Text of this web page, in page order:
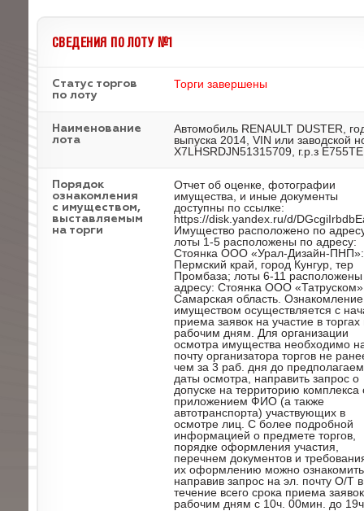
СВЕДЕНИЯ ПО ЛОТУ №1
Статус торгов
по лоту
Торги завершены
Наименование
лота
Автомобиль RENAULT DUSTER,
выпуска 2014, VIN или заводской
X7LHSRDJN51315709, г.р.з
Порядок
ознакомления
с имуществом,
выставляемым
на торги
Отчет об оценке, фотографии
имущества, и иные документы
доступны по ссылке:
https://disk.yandex.ru/d/
Имущество расположено по
лоты 1-5 расположены по адресу:
Стоянка ООО «Урал-Дизайн-ПНП»:
Пермский край, город Кунгур, тер
Промбаза; лоты 6-11
адресу: Стоянка ООО
Самарская область.
имуществом осуществляется с
приема заявок на участие в торгах
рабочим дням. Для организации
осмотра имущества необходимо
почту организатора торгов не
чем за 3 раб. дня до
даты осмотра, направить запрос о
допуске на территорию комплекса
приложением ФИО (а также
автотранспорта) участвующих в
осмотре лиц. С более подробной
информацией о предмете торгов,
порядке оформления участия,
перечнем документов и
их оформлению можно
направив запрос на эл. почту О/Т в
течение всего срока приема
рабочим дням с 10ч. 00мин. до